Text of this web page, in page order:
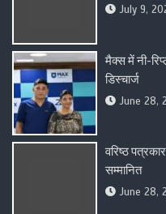
July 9,
मैक्स में नी-
डिस्चार्ज
June 28,
वरिष्ठ
सम्मानित
June 28,